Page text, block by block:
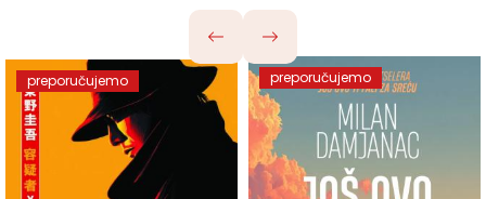
preporučujemo preporučujemo